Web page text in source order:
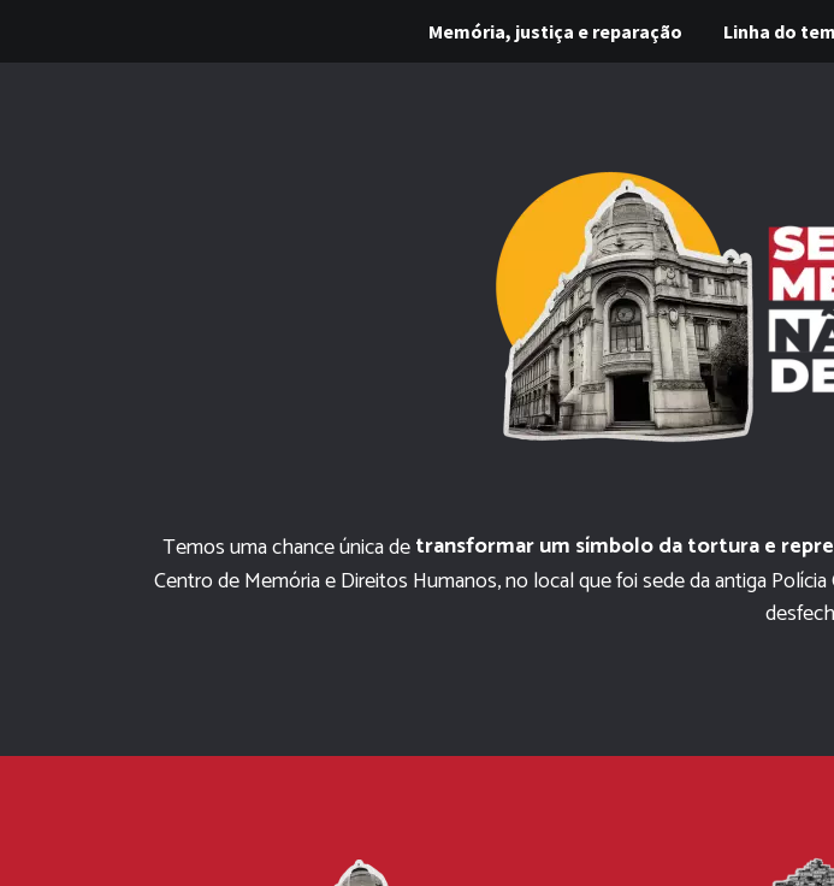
Memória, justiça e reparação Linha do
Temos uma chance única de transformar um símbolo da tortura e
Centro de Memória e Direitos Humanos, no local que foi sede da antiga